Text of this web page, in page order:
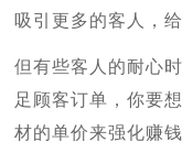
吸引更多的客人，
但有些客人的耐心
足顾客订单，你要
材的单价来强化赚